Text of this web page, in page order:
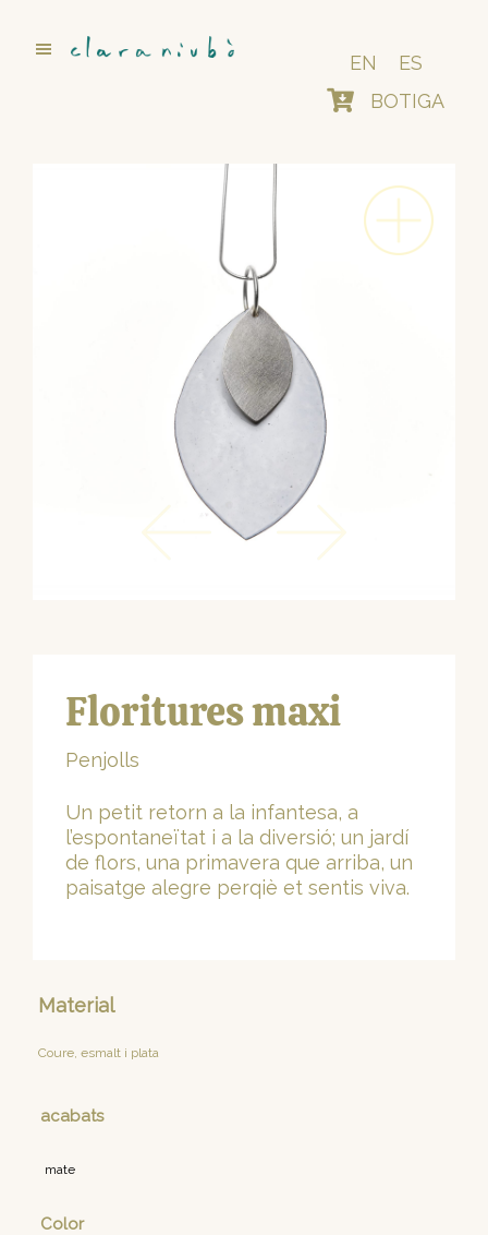
EN
ES
BOTIGA
Floritures maxi
Penjolls
Un petit retorn a la infantesa, a
l’espontaneïtat i a la diversió; un jardí
de flors, una primavera que arriba, un
paisatge alegre perqiè et sentis viva.
Material
Coure, esmalt i plata
acabats
mate
Color